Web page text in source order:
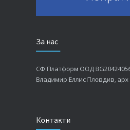
За нас
СФ Платформ ООД
Владимир Еллис Пловдив,
Контакти